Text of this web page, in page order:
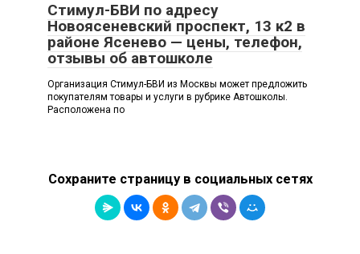
Стимул-БВИ по адресу
Новоясеневский проспект, 13 к2 в
районе Ясенево — цены, телефон,
отзывы об автошколе
Организация Стимул-БВИ из Москвы может предложить
покупателям товары и услуги в рубрике Автошколы.
Расположена по
Сохраните страницу в социальных сетях